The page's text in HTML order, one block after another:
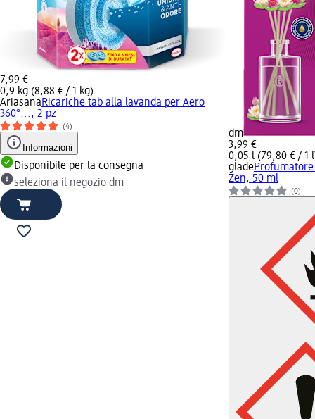
7,99 €
0,9 kg (8,88 € / 1 kg)
AriasanaRicariche tab alla lavanda per Aero
360°..., 2 pz
(4)
Informazioni
Disponibile per la consegna
seleziona il negozio dm
dm
3,99 €
0,05 l (79,80 € / 1
glade
Zen, 50 ml
(0)